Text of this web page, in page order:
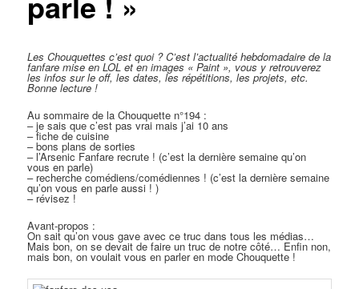
Les Chouquettes c’est quoi ? C’est l’actualité hebdomadaire de la
fanfare mise en LOL et en images « Paint », vous y retrouverez
les infos sur le off, les dates, les répétitions, les projets, etc.
Bonne lecture !
Au sommaire de la Chouquette n°194 :
– je sais que c’est pas vrai mais j’ai 10 ans
– fiche de cuisine
– bons plans de sorties
– l’Arsenic Fanfare recrute ! (c’est la dernière semaine qu’on
vous en parle)
– recherche comédiens/comédiennes ! (c’est la dernière semaine
qu’on vous en parle aussi ! )
– révisez !
Avant-propos :
On sait qu’on vous gave avec ce truc dans tous les médias…
Mais bon, on se devait de faire un truc de notre côté… Enfin non,
mais bon, on voulait vous en parler en mode Chouquette !